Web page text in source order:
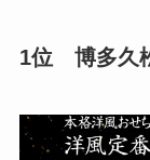
1位 博多久